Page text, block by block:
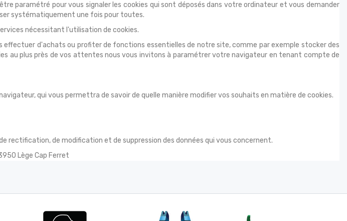
paramétré pour vous signaler les cookies qui sont déposés dans votre ordinateur et vous demander
systématiquement une fois pour toutes.
nécessitant l'utilisation de cookies.
d'achats ou profiter de fonctions essentielles de notre site, comme par exemple stocker des
au plus près de vos attentes nous vous invitons à paramétrer votre navigateur en tenant compte de
qui vous permettra de savoir de quelle manière modifier vos souhaits en matière de cookies.
rectification, de modification et de suppression des données qui vous concernent.
Lège Cap Ferret